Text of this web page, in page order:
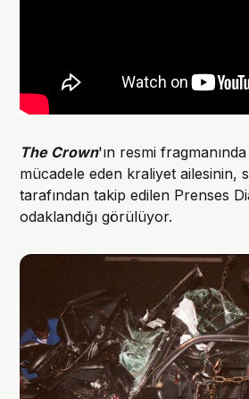
The Crown'ın resmi
mücadele eden kraliyet ailesinin,
tarafından takip edilen Prenses
odaklandığı görülüyor.